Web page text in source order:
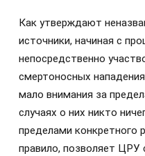
Как утверждают
источники, начиная с
непосредственно
смертоносных
мало внимания за
случаях о них никто
пределами конкретного
правило, позволяет ЦРУ